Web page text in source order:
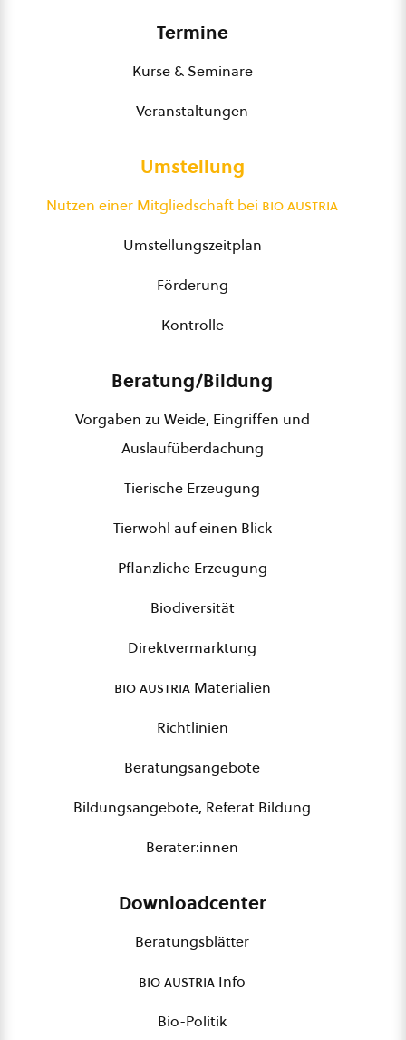
Termine
Kurse & Seminare
Veranstaltungen
Umstellung
Nutzen einer Mitgliedschaft bei bio austria
Umstellungszeitplan
Förderung
Kontrolle
Beratung/Bildung
Vorgaben zu Weide, Eingriffen und
Auslaufüberdachung
Tierische Erzeugung
Tierwohl auf einen Blick
Pflanzliche Erzeugung
Biodiversität
Direktvermarktung
bio austriaMaterialien
Richtlinien
Beratungsangebote
Bildungsangebote, Referat Bildung
Berater:innen
Downloadcenter
Beratungsblätter
bio austria Info
Bio-Politik